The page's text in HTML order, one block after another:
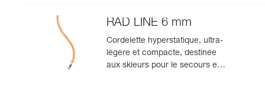
RAD LINE 6 mm
Cordelette hyperstatique, ultra-
légère et compacte, destinée
aux skieurs pour le secours en